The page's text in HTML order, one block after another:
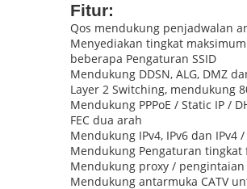
Fitur:
Qos mendukung penjadwalan
Menyediakan tingkat
beberapa Pengaturan SSID
Mendukung DDSN, ALG, DMZ
Layer 2 Switching, mendukung
Mendukung PPPoE / Static IP /
FEC dua arah
Mendukung IPv4, IPv6 dan IPv4 /
Mendukung Pengaturan
Mendukung proxy /
Mendukung antarmuka CATV